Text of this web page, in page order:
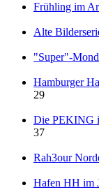
Frühling im
Alte
"Super"-
Hamburger
29
Die PEKING
37
Rah3our
Hafen HH im